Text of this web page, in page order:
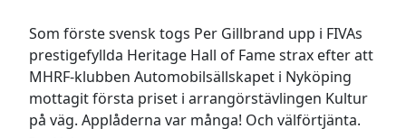
Som förste svensk togs Per Gillbrand upp i FIVAs
prestigefyllda Heritage Hall of Fame strax efter att
MHRF-klubben Automobilsällskapet i Nyköping
mottagit första priset i arrangörstävlingen Kultur
på väg. Applåderna var många! Och välförtjänta.